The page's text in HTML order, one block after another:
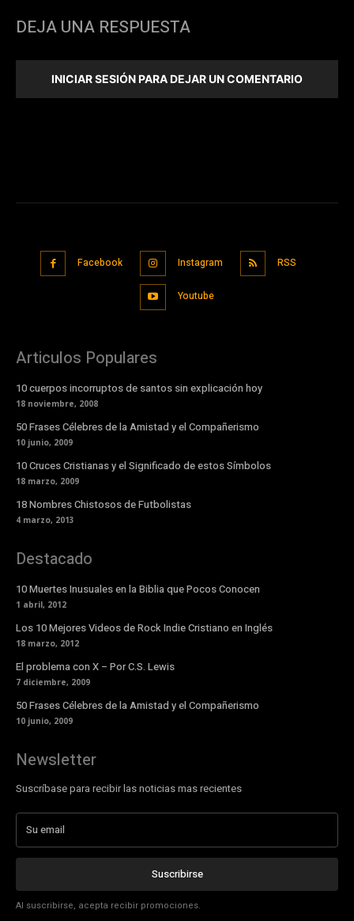
DEJA UNA RESPUESTA
INICIAR SESIÓN PARA DEJAR UN COMENTARIO
Facebook Instagram RSS
Youtube
Articulos Populares
10 cuerpos incorruptos de santos sin explicación hoy
18 noviembre, 2008
50 Frases Célebres de la Amistad y el Compañerismo
10 junio, 2009
10 Cruces Cristianas y el Significado de estos Símbolos
18 marzo, 2009
18 Nombres Chistosos de Futbolistas
4 marzo, 2013
Destacado
10 Muertes Inusuales en la Biblia que Pocos Conocen
1 abril, 2012
Los 10 Mejores Videos de Rock Indie Cristiano en Inglés
18 marzo, 2012
El problema con X – Por C.S. Lewis
7 diciembre, 2009
50 Frases Célebres de la Amistad y el Compañerismo
10 junio, 2009
Newsletter
Suscríbase para recibir las noticias mas recientes
Suscribirse
Al suscribirse, acepta recibir promociones.